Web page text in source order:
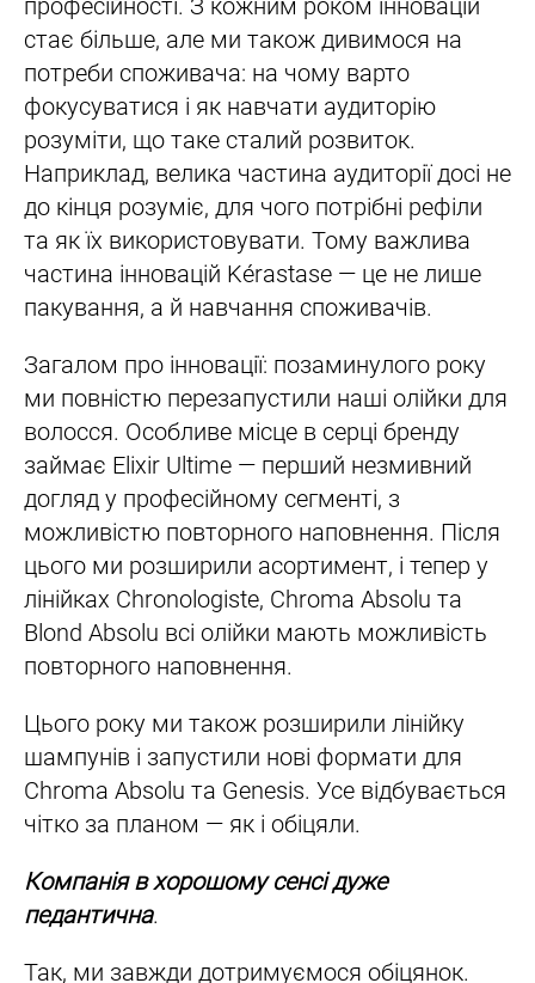
професійності. З кожним роком інновацій
стає більше, але ми також дивимося на
потреби споживача: на чому варто
фокусуватися і як навчати аудиторію
розуміти, що таке сталий розвиток.
Наприклад, велика частина аудиторії досі не
до кінця розуміє, для чого потрібні рефіли
та як їх використовувати. Тому важлива
частина інновацій Kérastase — це не лише
пакування, а й навчання споживачів.
Загалом про інновації: позаминулого року
ми повністю перезапустили наші олійки для
волосся. Особливе місце в серці бренду
займає Elixir Ultime — перший незмивний
догляд у професійному сегменті, з
можливістю повторного наповнення. Після
цього ми розширили асортимент, і тепер у
лінійках Chronologiste, Chroma Absolu та
Blond Absolu всі олійки мають можливість
повторного наповнення.
Цього року ми також розширили лінійку
шампунів і запустили нові формати для
Chroma Absolu та Genesis. Усе відбувається
чітко за планом — як і обіцяли.
Компанія в хорошому сенсі дуже
педантична.
Так, ми завжди дотримуємося обіцянок.